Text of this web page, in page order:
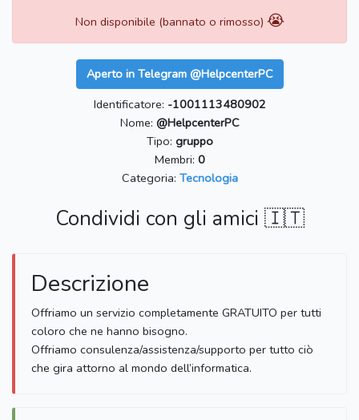
Non disponibile (bannato o rimosso) 😭
Aperto in Telegram @HelpcenterPC
Identificatore: -1001113480902
Nome: @HelpcenterPC
Tipo: gruppo
Membri: 0
Categoria: Tecnologia
Condividi con gli amici 🇮🇹
Descrizione
Offriamo un servizio completamente GRATUITO per tutti
coloro che ne hanno bisogno.
Offriamo consulenza/assistenza/supporto per tutto ciò
che gira attorno al mondo dell’informatica.